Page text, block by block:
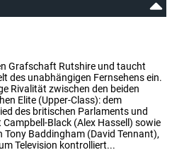
Grafschaft Rutshire und taucht
des unabhängigen Fernsehens ein.
Rivalität zwischen den beiden
Elite (Upper-Class): dem
des britischen Parlaments und
Black (Alex Hassell) sowie
Baddingham (David Tennant),
Television kontrolliert...